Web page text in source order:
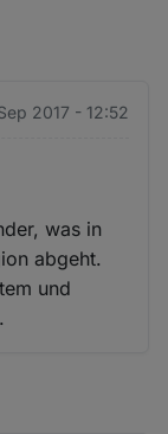
2017 - 12:52
was in
abgeht.
und